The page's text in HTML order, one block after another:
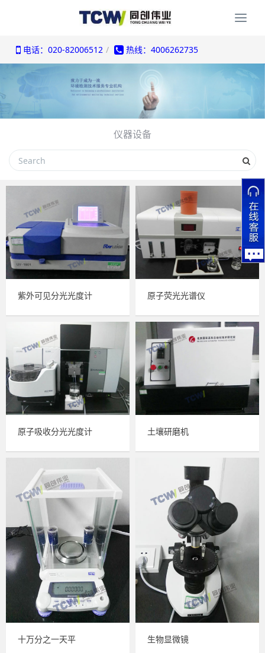
电话：020-82006512 热线：4006262735
仪器设备
紫外可见分光光度计 原子荧光光谱仪
原子吸收分光光度计 土壤研磨机
十万分之一天平 生物显微镜